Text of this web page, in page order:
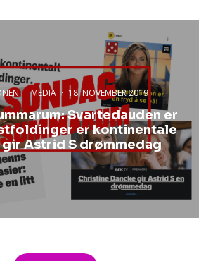
· MEDIA · 18. NOVEMBER 2019
Svartedauden er
er kontinentale
gir Astrid S drømmedag